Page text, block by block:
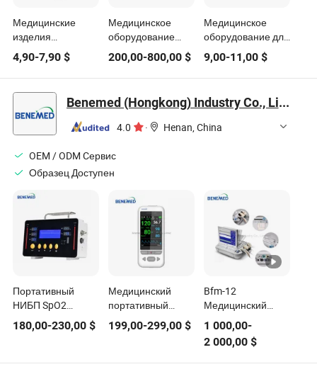
Медицинские
изделия
сфигмоманометры
электронные
мониторы
артериального
давления цена
автоматические
мониторы
артериального
давления
4,90-7,90 $
Медицинское
оборудование
Монитор
жизненных
показателей с
Многопараметрический
12.1 дюймовый
ЭКГ монитор
200,00-800,00$
Медицинское
оборудование для
домашнего ухода:
электронный
запястный
дисплеем
9,00-11,00$
Benemed (Hongkong) Industry Co., Limited
4.0 · Henan, China
OEM / ODM Cервис
Образец Доступен
Портативный
НИБП SpO2
Медицинский
монитор
показателей
180,00-230,00 $
Медицинский
портативный
многофункциональный
монитор
пациента
199,00-299,00$
Bfm-12
Медицинский
портативный
неонатальный
монитор
сердечного ритма
1 000,00-
2 000,00$